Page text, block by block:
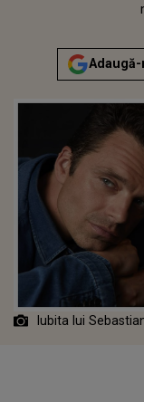
Iubita lui